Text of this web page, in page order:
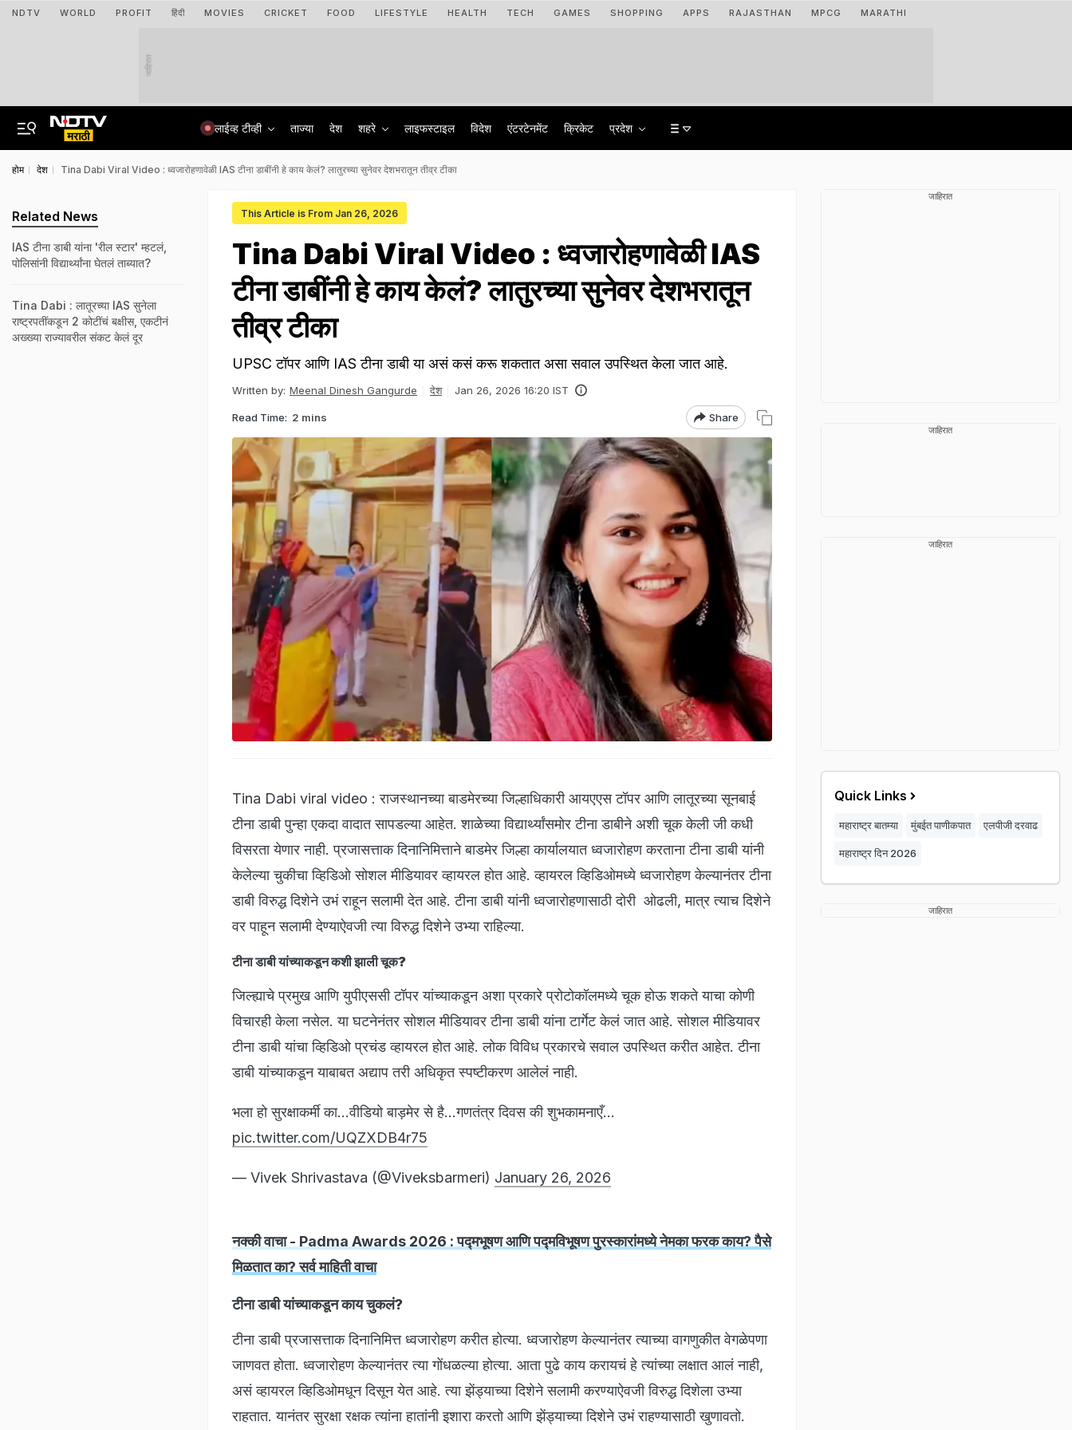
NDTV WORLD PROFIT हिंदी MOVIES CRICKET FOOD LIFESTYLE HEALTH TECH GAMES SHOPPING APPS RAJASTHAN MPCG MARATHI
जाहिरात
लाईव्ह टीव्ही ताज्या देश शहरे लाइफस्टाइल विदेश एंटरटेनमेंट क्रिकेट प्रदेश
होम देश Tina Dabi Viral Video : ध्वजारोहणावेळी IAS टीना डाबींनी हे काय केलं? लातुरच्या सुनेवर देशभरातून तीव्र टीका
This Article is From Jan 26, 2026
Tina Dabi Viral Video : ध्वजारोहणावेळी IAS
टीना डाबींनी हे काय केलं? लातुरच्या सुनेवर देशभरातून
तीव्र टीका
UPSC टॉपर आणि IAS टीना डाबी या असं कसं करू शकतात असा सवाल उपस्थित केला जात आहे.
Written by: Meenal Dinesh Gangurde देश Jan 26, 2026 16:20 IST
Read Time: 2 mins Share
Tina Dabi viral video : राजस्थानच्या बाडमेरच्या जिल्हाधिकारी आयएएस टॉपर आणि लातूरच्या सूनबाई
टीना डाबी पुन्हा एकदा वादात सापडल्या आहेत. शाळेच्या विद्यार्थ्यांसमोर टीना डाबीने अशी चूक केली जी कधी
विसरता येणार नाही. प्रजासत्ताक दिनानिमित्ताने बाडमेर जिल्हा कार्यालयात ध्वजारोहण करताना टीना डाबी यांनी
केलेल्या चुकीचा व्हिडिओ सोशल मीडियावर व्हायरल होत आहे. व्हायरल व्हिडिओमध्ये ध्वजारोहण केल्यानंतर टीना
डाबी विरुद्ध दिशेने उभं राहून सलामी देत आहे. टीना डाबी यांनी ध्वजारोहणासाठी दोरी ओढली, मात्र त्याच दिशेने
वर पाहून सलामी देण्याऐवजी त्या विरुद्ध दिशेने उभ्या राहिल्या.
टीना डाबी यांच्याकडून कशी झाली चूक?
जिल्ह्याचे प्रमुख आणि युपीएससी टॉपर यांच्याकडून अशा प्रकारे प्रोटोकॉलमध्ये चूक होऊ शकते याचा कोणी
विचारही केला नसेल. या घटनेनंतर सोशल मीडियावर टीना डाबी यांना टार्गेट केलं जात आहे. सोशल मीडियावर
टीना डाबी यांचा व्हिडिओ प्रचंड व्हायरल होत आहे. लोक विविध प्रकारचे सवाल उपस्थित करीत आहेत. टीना
डाबी यांच्याकडून याबाबत अद्याप तरी अधिकृत स्पष्टीकरण आलेलं नाही.
भला हो सुरक्षाकर्मी का…वीडियो बाड़मेर से है…गणतंत्र दिवस की शुभकामनाएँ…
pic.twitter.com/UQZXDB4r75
— Vivek Shrivastava (@Viveksbarmeri) January 26, 2026
नक्की वाचा - Padma Awards 2026 : पद्मभूषण आणि पद्मविभूषण पुरस्कारांमध्ये नेमका फरक काय? पैसे
मिळतात का? सर्व माहिती वाचा
टीना डाबी यांच्याकडून काय चुकलं?
टीना डाबी प्रजासत्ताक दिनानिमित्त ध्वजारोहण करीत होत्या. ध्वजारोहण केल्यानंतर त्याच्या वागणुकीत वेगळेपणा
जाणवत होता. ध्वजारोहण केल्यानंतर त्या गोंधळल्या होत्या. आता पुढे काय करायचं हे त्यांच्या लक्षात आलं नाही,
असं व्हायरल व्हिडिओमधून दिसून येत आहे. त्या झेंड्याच्या दिशेने सलामी करण्याऐवजी विरुद्ध दिशेला उभ्या
राहतात. यानंतर सुरक्षा रक्षक त्यांना हातांनी इशारा करतो आणि झेंड्याच्या दिशेने उभं राहण्यासाठी खुणावतो.
Related News
IAS टीना डाबी यांना 'रील स्टार' म्हटलं,
पोलिसांनी विद्यार्थ्यांना घेतलं ताब्यात?
Tina Dabi : लातूरच्या IAS सुनेला
राष्ट्रपतींकडून 2 कोटींचं बक्षीस, एकटीनं
अख्ख्या राज्यावरील संकट केलं दूर
जाहिरात
जाहिरात
जाहिरात
Quick Links
महाराष्ट्र बातम्या मुंबईत पाणीकपात एलपीजी दरवाढ
महाराष्ट्र दिन 2026
जाहिरात